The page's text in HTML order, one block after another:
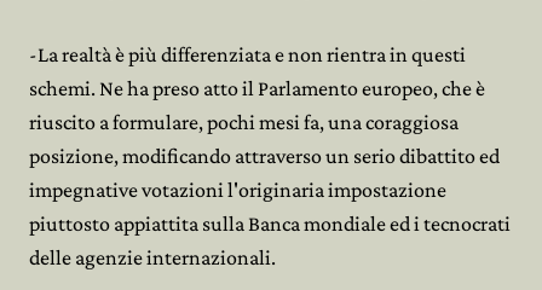
Partecipa
-La realtà è più differenziata e non rientra in questi
schemi. Ne ha preso atto il Parlamento europeo, che è
riuscito a formulare, pochi mesi fa, una coraggiosa
posizione, modificando attraverso un serio dibattito ed
impegnative votazioni l'originaria impostazione
piuttosto appiattita sulla Banca mondiale ed i tecnocrati
delle agenzie internazionali.